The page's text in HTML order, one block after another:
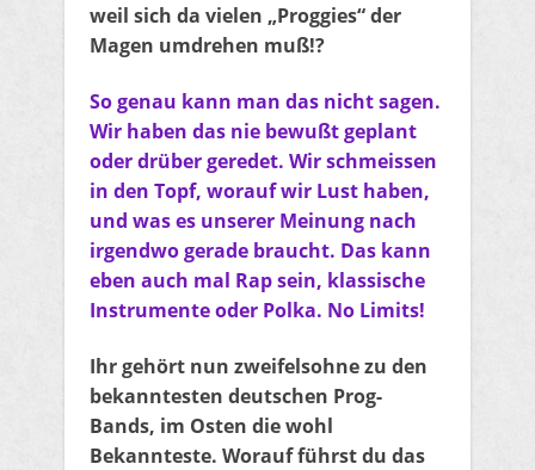
weil sich da vielen „Proggies“ der
Magen umdrehen muß!?
So genau kann man das nicht sagen.
Wir haben das nie bewußt geplant
oder drüber geredet. Wir schmeissen
in den Topf, worauf wir Lust haben,
und was es unserer Meinung nach
irgendwo gerade braucht. Das kann
eben auch mal Rap sein, klassische
Instrumente oder Polka. No Limits!
Ihr gehört nun zweifelsohne zu den
bekanntesten deutschen Prog-
Bands, im Osten die wohl
Bekannteste. Worauf führst du das